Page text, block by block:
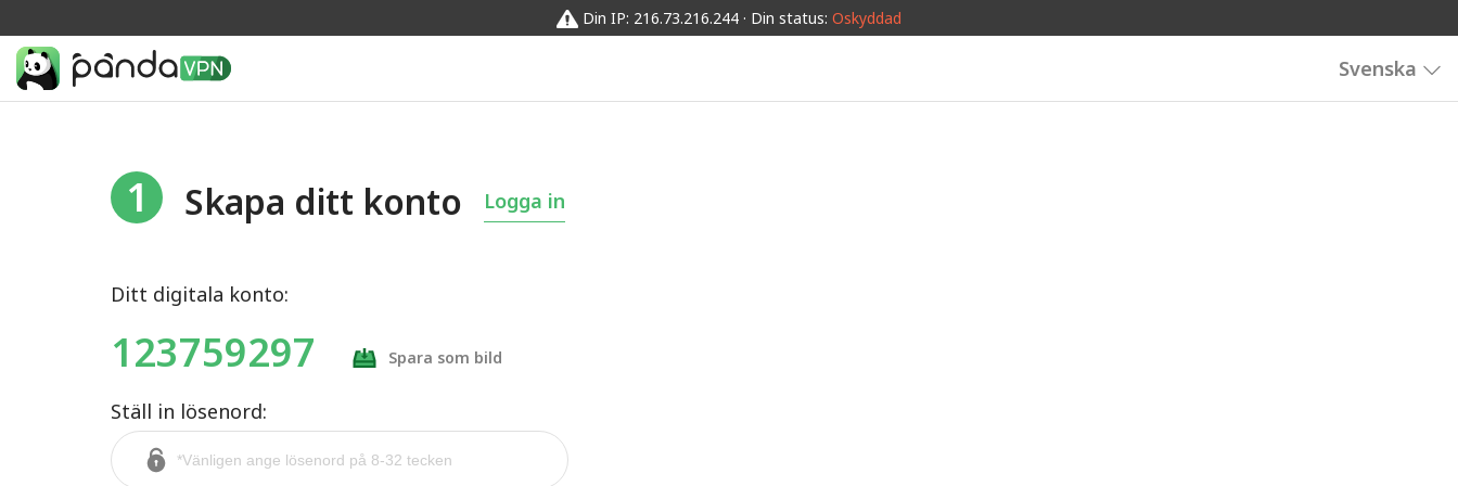
Din IP: 216.73.216.244 · Din status: Oskyddad
Svenska
1 Skapa ditt konto Logga in
Ditt digitala konto:
123759297 Spara som bild
Ställ in lösenord: